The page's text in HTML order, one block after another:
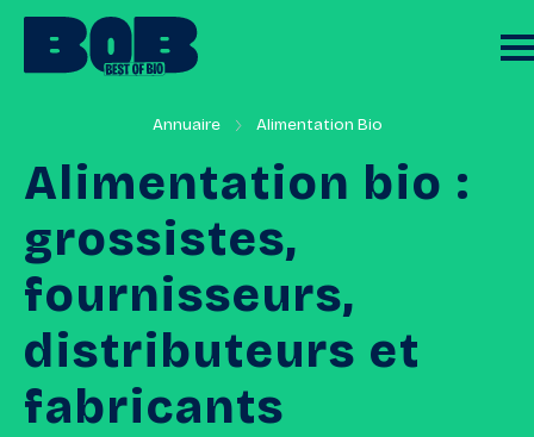
Annuaire Alimentation Bio
Alimentation bio :
grossistes,
fournisseurs,
distributeurs et
fabricants